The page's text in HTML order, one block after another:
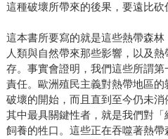
這種破壞所帶來的後果，要遠比砍
這本書所要寫的就是這些熱帶森
人類與自然帶來那些影響，以及
存。事實會證明，我們這些所謂
責任。歐洲殖民主義對熱帶地區
破壞的開始，而且直到至今仍未消
其中最具關鍵性者，就是我們對
飼養的牲口。這些正在吞噬著熱